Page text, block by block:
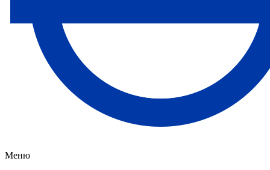
Меню